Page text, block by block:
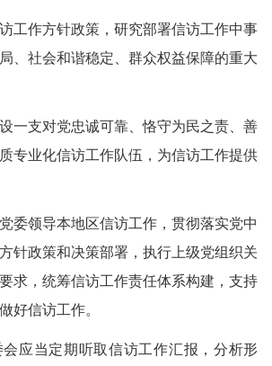
作方针政策，研究部署信访工作中事
、社会和谐稳定、群众权益保障的重大
支对党忠诚可靠、恪守为民之责、善
专业化信访工作队伍，为信访工作提供
领导本地区信访工作，贯彻落实党中
针政策和决策部署，执行上级党组织关
求，统筹信访工作责任体系构建，支持
好信访工作。
当定期听取信访工作汇报，分析形